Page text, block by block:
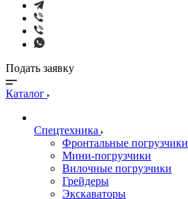
Подать заявку
Каталог
Спецтехника
Фронтальные погрузчики
Мини-погрузчики
Вилочные погрузчики
Грейдеры
Экскаваторы